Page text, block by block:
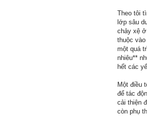
Theo tôi
lớp sâu
chảy xệ
thuộc
một quá
nhiêu**
hết các
Một điều
để tác
cải thiện
còn phụ